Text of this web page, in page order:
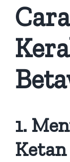
1.
Ketan